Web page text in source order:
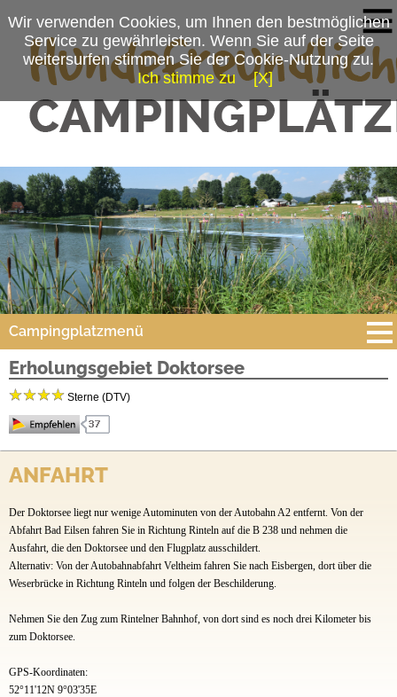
Campingplatzmenü
Platzdaten
Stellplätze
Mietobjekte
Preise & Prospekte
Anfahrt
Videos
Erholungsgebiet Doktorsee
Sterne (DTV)
Verbringen Sie Ihren Urlaub am Doktorsee im schönen Weserbergland und erleben Sie
eine tolle Zeit beim Camping oder in unseren komfortablen Ferienhäusern. Ob direkt am
Wasser, nah am Badestrand oder am Naturschutzgebiet – die großzügigen
Frischwasser-, Abwasser- und Satellitenanschlüsse in ausgewählten Bereichen. Gepflegte
Sanitärgebäude samt behindertengerechten Räumen befinden sich jeweils in der Nähe der
Plätze.
Das Erholungsgebiet bietet Ihnen viele Freizeitmöglichkeiten: einen großen Badestrand mit
Wasserrutsche und Wassertrampolinen sowie großer Liegewiese, Tretboote und Stand-Up
Veranstaltungen in den Sommermonaten – wie „Doktorsee in Flammen“ mit
spektakulärem Feuerwerk und das Oldtimertreffen am See Anfang August–,
am Doktorsee herzlich willkommen und können sich auf der Hundespielwiese austoben
sowie in unseren Hundeduschen abkühlen.
ANFAHRT
Der Doktorsee liegt nur wenige Autominuten von der Autobahn A2 entfernt. Von der
Abfahrt Bad Eilsen fahren Sie in Richtung Rinteln auf die B 238 und nehmen die
Ausfahrt, die den Doktorsee und den Flugplatz ausschildert.
Alternativ: Von der Autobahnabfahrt Veltheim fahren Sie nach Eisbergen, dort über die
Weserbrücke in Richtung Rinteln und folgen der Beschilderung.
Nehmen Sie den Zug zum Rintelner Bahnhof, von dort sind es noch drei Kilometer bis
zum Doktorsee.
GPS-Koordinaten:
52°11'12N 9°03'35E
Wir verwenden Cookies, um Ihnen den bestmöglichen
Service zu gewährleisten. Wenn Sie auf der Seite
weitersurfen stimmen Sie der Cookie-Nutzung zu.
Ich stimme zu
[X]